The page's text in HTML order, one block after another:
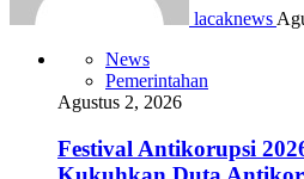
lacaknews
News
Pemerintahan
Agustus 2, 2026
Festival Antikorupsi